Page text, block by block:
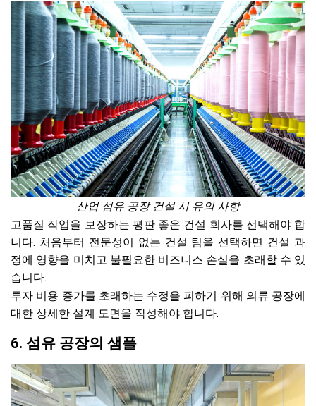
산업 섬유 공장 건설 시 유의 사항
고품질 작업을 보장하는 평판 좋은 건설 회사를 선택해야 합
니다. 처음부터 전문성이 없는 건설 팀을 선택하면 건설 과
정에 영향을 미치고 불필요한 비즈니스 손실을 초래할 수 있
습니다.
투자 비용 증가를 초래하는 수정을 피하기 위해 의류 공장에
대한 상세한 설계 도면을 작성해야 합니다.
6. 섬유 공장의 샘플